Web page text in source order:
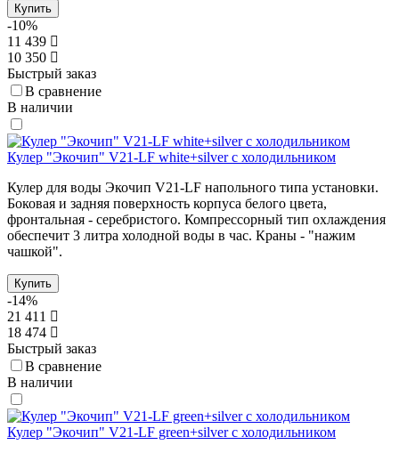
Купить
-10%
11 439
10 350
Быстрый заказ
В сравнение
В наличии
Кулер "Экочип" V21-LF white+silver с холодильником
Кулер для воды Экочип V21-LF напольного типа установки.
Боковая и задняя поверхность корпуса белого цвета,
фронтальная - серебристого. Компрессорный тип охлаждения
обеспечит 3 литра холодной воды в час. Краны - "нажим
чашкой".
Купить
-14%
21 411
18 474
Быстрый заказ
В сравнение
В наличии
Кулер "Экочип" V21-LF green+silver c холодильником